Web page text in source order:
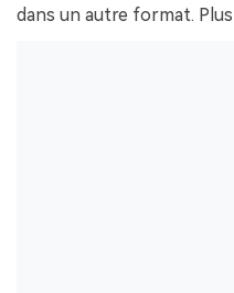
dans un autre format.